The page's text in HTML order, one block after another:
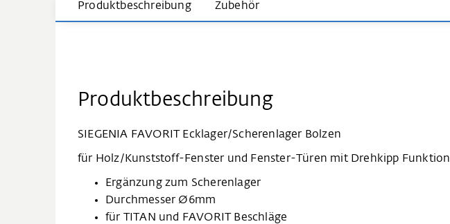
Produktbeschreibung Zubehör
Produktbeschreibung
SIEGENIA FAVORIT Ecklager/Scherenlager Bolzen
für Holz/Kunststoff-Fenster und Fenster-Türen mit Drehkipp Funktion
Ergänzung zum Scherenlager
Durchmesser Ø6mm
für TITAN und FAVORIT Beschläge